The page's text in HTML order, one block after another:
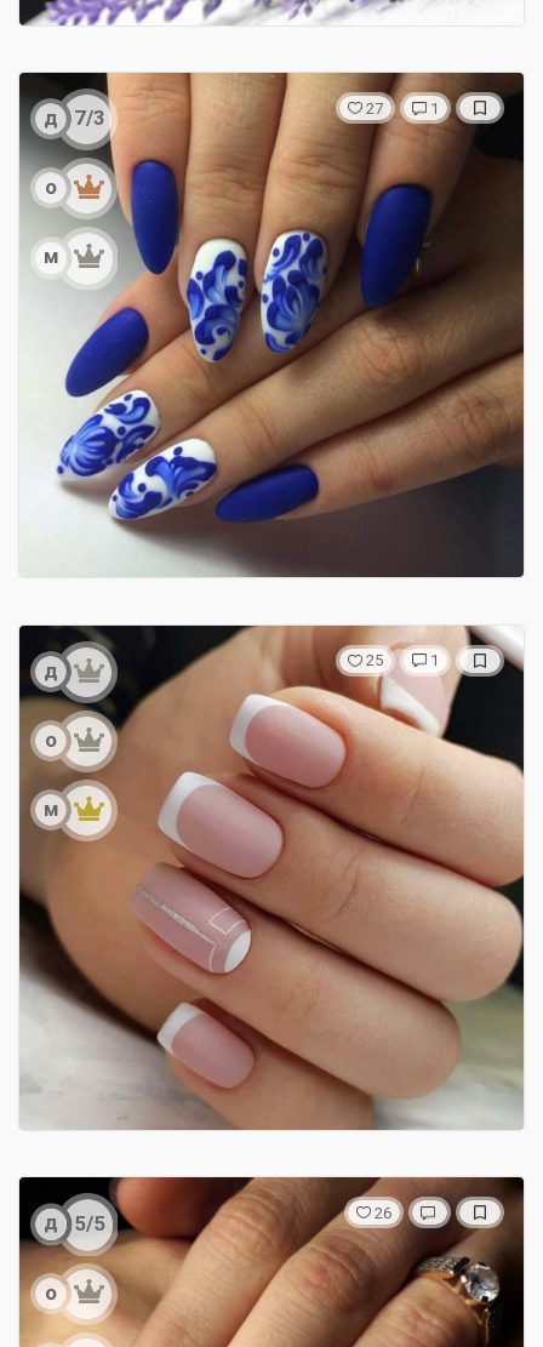
д 7/3
о
м
27 1
д
о
м
25 1
д 5/5
о
26